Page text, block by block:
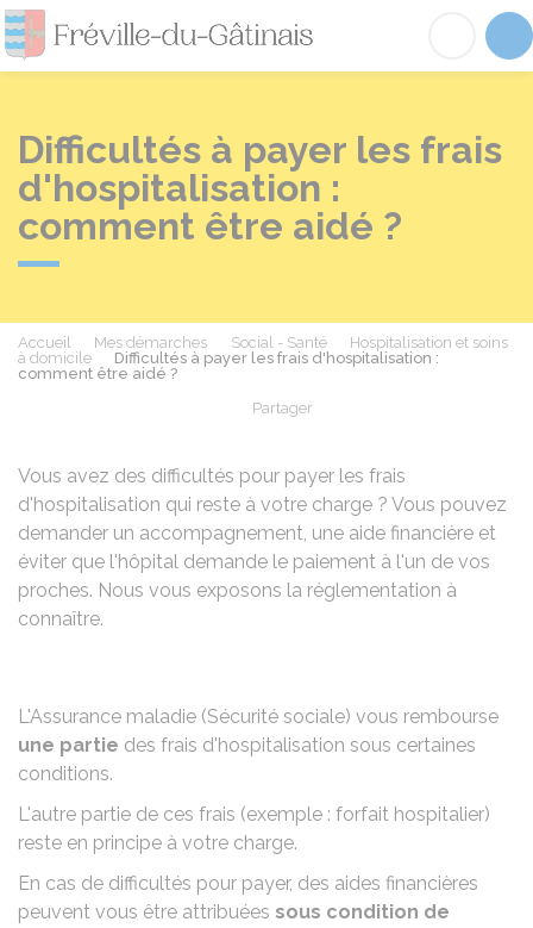
Fréville-du-
Difficultés à payer les frais
d'hospitalisation :
comment être aidé ?
Accueil Mes démarches Social - Santé
Hospitalisation et soins
à domicile
Difficultés à payer les frais d'hospitalisation :
comment être aidé ?
Partager
Vous avez des difficultés pour payer les frais
d'hospitalisation qui reste à votre charge ? Vous pouvez
demander un accompagnement, une aide financière et
éviter que l'hôpital demande le paiement à l'un de vos
proches. Nous vous exposons la réglementation à
connaître.
L'Assurance maladie (Sécurité sociale) vous rembourse
une partie des frais d'hospitalisation sous certaines
conditions.
L'autre partie de ces frais (exemple : forfait hospitalier)
reste en principe à votre charge.
En cas de difficultés pour payer, des aides financières
peuvent vous être attribuées sous condition de